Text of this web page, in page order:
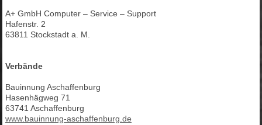
A+ GmbH Computer – Service – Support
Hafenstr. 2
63811 Stockstadt a. M.
Verbände
Bauinnung Aschaffenburg
Hasenhägweg 71
63741 Aschaffenburg
www.bauinnung-aschaffenburg.de